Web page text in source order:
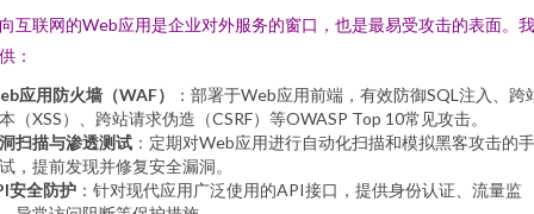
互联网的Web应用是企业对外服务的窗口，也是最易受攻击的表面。
：
应用防火墙（WAF）
：部署于Web应用前端，有效防御SQL注入、跨
（XSS）、跨站请求伪造（CSRF）等OWASP Top 10常见攻击。
扫描与渗透测试 ：定期对Web应用进行自动化扫描和模拟黑客攻击的
，提前发现并修复安全漏洞。
安全防护 ：针对现代应用广泛使用的API接口，提供身份认证、流量监